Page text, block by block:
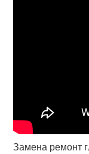
Замена ремонт